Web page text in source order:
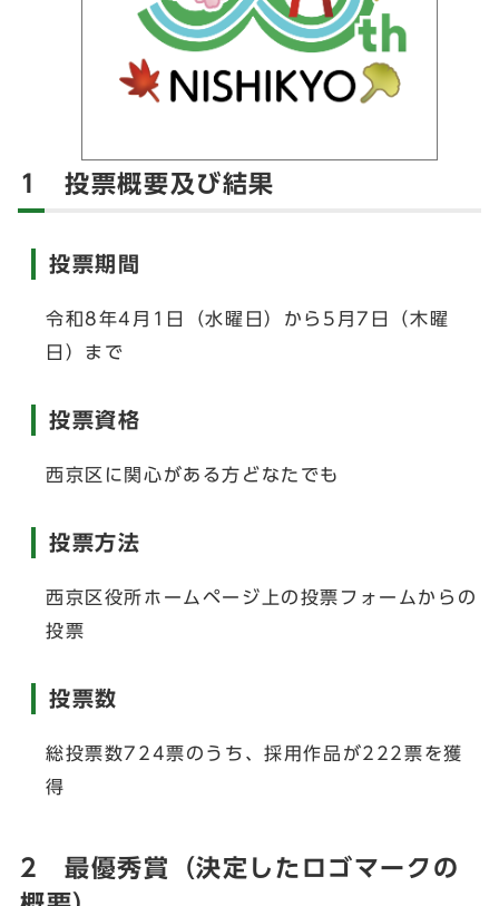
1 投票概要及び結果
投票期間
令和8年4月1日（水曜日）から5月7日（木曜
日）まで
投票資格
西京区に関心がある方どなたでも
投票方法
西京区役所ホームページ上の投票フォームからの
投票
投票数
総投票数724票のうち、採用作品が222票を獲
得
2 最優秀賞（決定したロゴマークの